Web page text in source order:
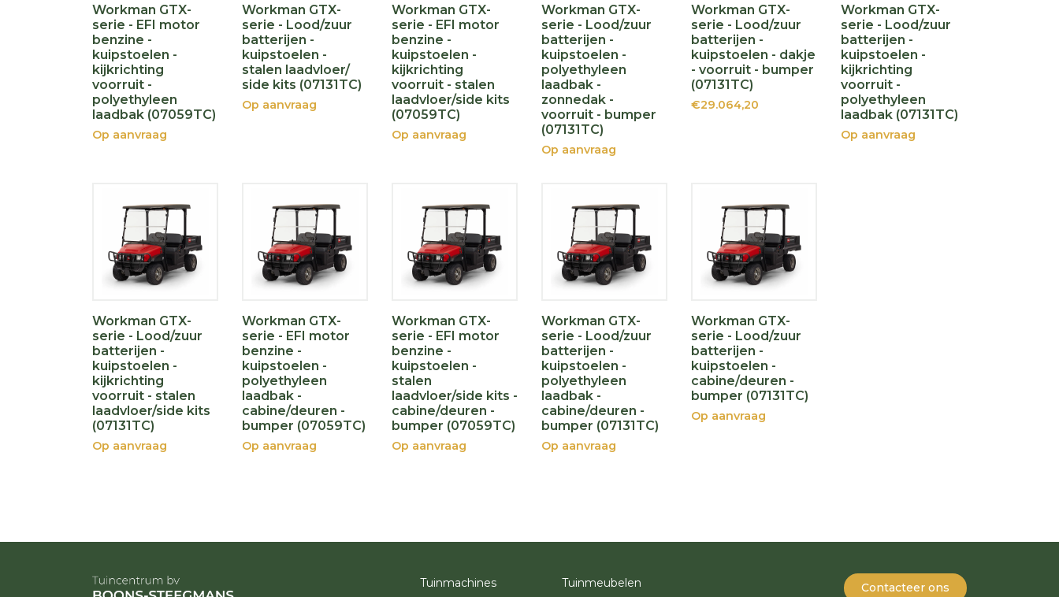
Workman GTX-
serie - EFI motor
benzine -
kuipstoelen -
kijkrichting
voorruit -
polyethyleen
laadbak (07059TC)
Op aanvraag
Workman GTX-
serie - Lood/zuur
batterijen -
kuipstoelen -
stalen laadvloer/
side kits (07131TC)
Op aanvraag
Workman GTX-
serie - EFI motor
benzine -
kuipstoelen -
kijkrichting
voorruit - stalen
laadvloer/side kits
(07059TC)
Op aanvraag
Workman GTX-
serie - Lood/zuur
batterijen -
kuipstoelen -
polyethyleen
laadbak -
zonnedak -
voorruit - bumper
(07131TC)
Op aanvraag
Workman GTX-
serie - Lood/zuur
batterijen -
kuipstoelen - dakje
- voorruit - bumper
(07131TC)
€29.064,20
Workman GTX-
serie - Lood/zuur
batterijen -
kuipstoelen -
kijkrichting
voorruit -
polyethyleen
laadbak (07131TC)
Op aanvraag
Workman GTX-
serie - Lood/zuur
batterijen -
kuipstoelen -
kijkrichting
voorruit - stalen
laadvloer/side kits
(07131TC)
Op aanvraag
Workman GTX-
serie - EFI motor
benzine -
kuipstoelen -
polyethyleen
laadbak -
cabine/deuren -
bumper (07059TC)
Op aanvraag
Workman GTX-
serie - EFI motor
benzine -
kuipstoelen -
stalen
laadvloer/side kits -
cabine/deuren -
bumper (07059TC)
Op aanvraag
Workman GTX-
serie - Lood/zuur
batterijen -
kuipstoelen -
polyethyleen
laadbak -
cabine/deuren -
bumper (07131TC)
Op aanvraag
Workman GTX-
serie - Lood/zuur
batterijen -
kuipstoelen -
cabine/deuren -
bumper (07131TC)
Op aanvraag
Tuinmachines
Tuinmeubelen
Contacteer ons